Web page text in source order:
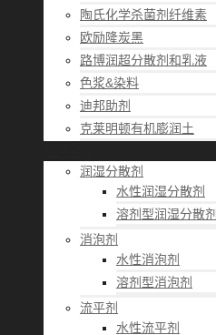
陶氏化学杀菌剂纤维素
欧励隆炭黑
路博润超分散剂和乳液
色浆&染料
迪邦助剂
克莱明顿有机膨润土
润湿分散剂
水性润湿分散剂
溶剂型润湿分散剂
消泡剂
水性消泡剂
溶剂型消泡剂
流平剂
水性流平剂